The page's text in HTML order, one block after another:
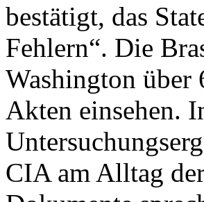
bestätigt, das
Fehlern“. Die
Washington über
Akten einsehen.
CIA am Alltag